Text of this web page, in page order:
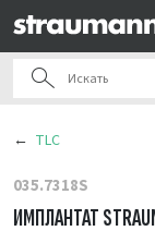
TLC
035.7318S
ИМПЛАНТАТ